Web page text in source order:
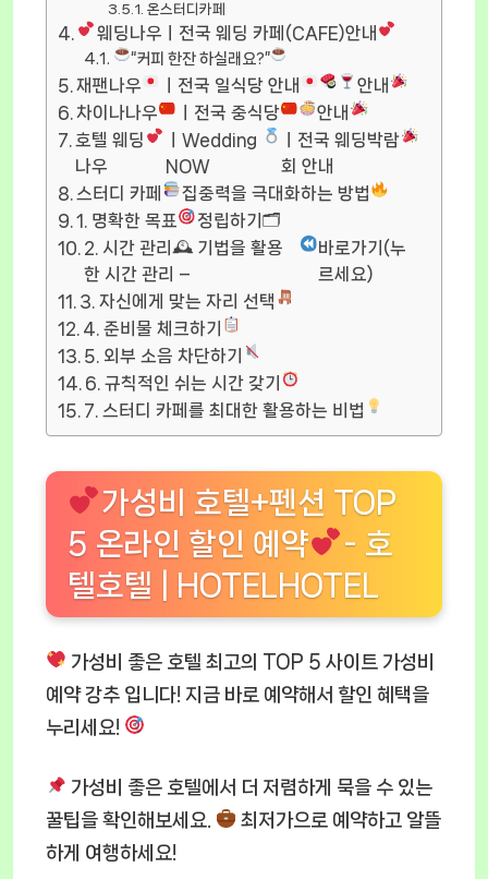
온스터디카페
웨딩나우ㅣ전국 웨딩 카페(CAFE)안내
“커피 한잔 하실래요?”
재팬나우 ㅣ전국 일식당 안내
안내
차이나나우
ㅣ전국 중식당
안내
호텔 웨딩
나우
ㅣWedding
NOW
ㅣ전국 웨딩박람
회 안내
스터디 카페
집중력을 극대화하는 방법
1. 명확한 목표
정립하기🗂
2. 시간 관리🕰 기법을 활용
한 시간 관리 –
바로가기(누
르세요)
3. 자신에게 맞는 자리 선택
4. 준비물 체크하기
5. 외부 소음 차단하기
6. 규칙적인 쉬는 시간 갖기
7. 스터디 카페를 최대한 활용하는 비법
가성비 호텔+펜션 TOP
5 온라인 할인 예약
- 호
텔호텔 | HOTELHOTEL
가성비 좋은 호텔 최고의 TOP 5 사이트 가성비
예약 강추 입니다! 지금 바로 예약해서 할인 혜택을
누리세요!
가성비 좋은 호텔에서 더 저렴하게 묵을 수 있는
꿀팁을 확인해보세요.
최저가으로 예약하고 알뜰
하게 여행하세요!